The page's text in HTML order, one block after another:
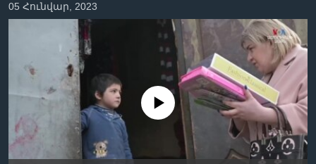
ՖԻԼՄԵՐ
ՄԵՐ ՄԱՍԻՆ
«ԱՄԵՐԻԿԱՅԻ ՁԱՅՆ»-Ի ԿԱՆՈՆԱԴՐՈՒԹՅՈՒՆ
ԿԱՊ ՄԵԶ ՀԵՏ
ՈՒԿՐԱԻՆԱԿԱՆ ՊԱՏԵՐԱԶՄ
Learning English
ՀԵՏԵՒԵՔ ՄԵԶ
05 Հունվար, 2023
No media source currently available